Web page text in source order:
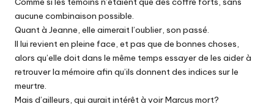
aucune combinaison possible.
Quant à Jeanne, elle aimerait l’oublier, son passé.
Il lui revient en pleine face, et pas que de bonnes choses,
alors qu’elle doit dans le même temps essayer de les aider à
retrouver la mémoire afin qu’ils donnent des indices sur le
meurtre.
Mais d’ailleurs, qui aurait intérêt à voir Marcus mort?